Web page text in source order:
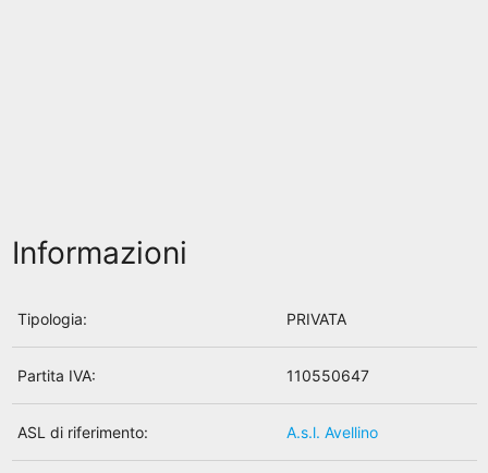
Informazioni
Tipologia: PRIVATA
Partita IVA: 110550647
ASL di riferimento: A.s.l. Avellino